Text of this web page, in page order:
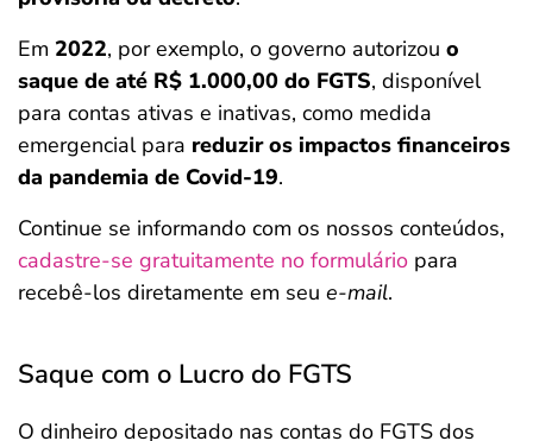
Em 2022, por exemplo, o governo autorizou o
saque de até R$ 1.000,00 do FGTS, disponível
para contas ativas e inativas, como medida
emergencial para reduzir os impactos financeiros
da pandemia de Covid-19.
Continue se informando com os nossos conteúdos,
cadastre-se gratuitamente no formulário para
recebê-los diretamente em seu e-mail.
Saque com o Lucro do FGTS
O dinheiro depositado nas contas do FGTS dos